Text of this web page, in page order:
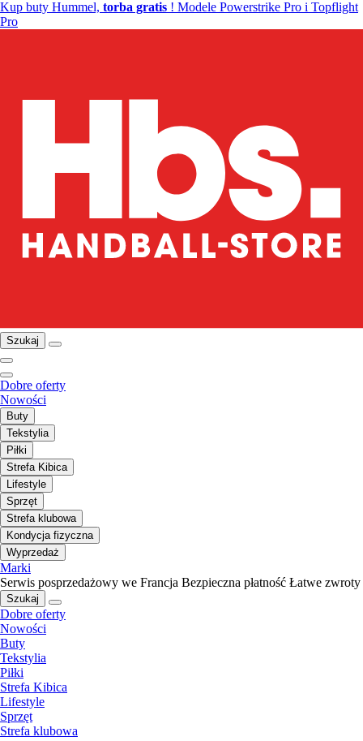
Kup buty Hummel, torba gratis ! Modele Powerstrike Pro i Topflight
Pro
Szukaj
Dobre oferty
Nowości
Buty
Tekstylia
Piłki
Strefa Kibica
Lifestyle
Sprzęt
Strefa klubowa
Kondycja fizyczna
Wyprzedaż
Marki
Serwis posprzedażowy we Francja Bezpieczna płatność Łatwe zwroty
Szukaj
Dobre oferty
Nowości
Buty
Tekstylia
Piłki
Strefa Kibica
Lifestyle
Sprzęt
Strefa klubowa